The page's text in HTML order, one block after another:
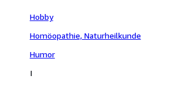
Hobby
Homöopathie, Naturheilkunde
Humor
I